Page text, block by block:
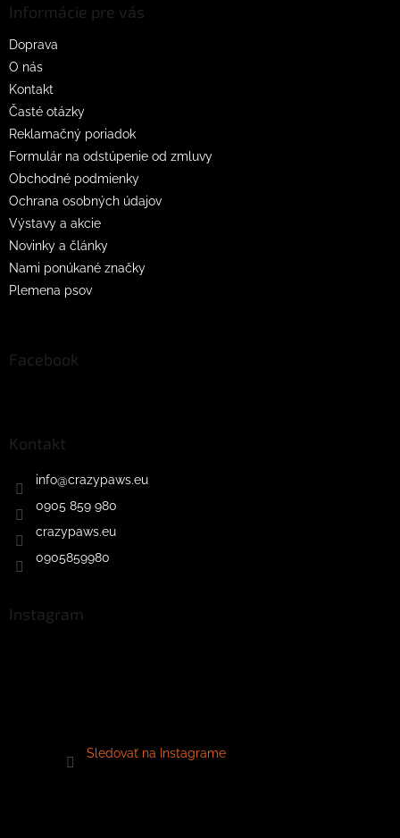
Informácie pre vás
Doprava
O nás
Kontakt
Časté otázky
Reklamačný poriadok
Formulár na odstúpenie od zmluvy
Obchodné podmienky
Ochrana osobných údajov
Výstavy a akcie
Novinky a články
Nami ponúkané značky
Plemena psov
Facebook
Kontakt
info@crazypaws.eu
0905 859 980
crazypaws.eu
0905859980
Instagram
Sledovať na Instagrame